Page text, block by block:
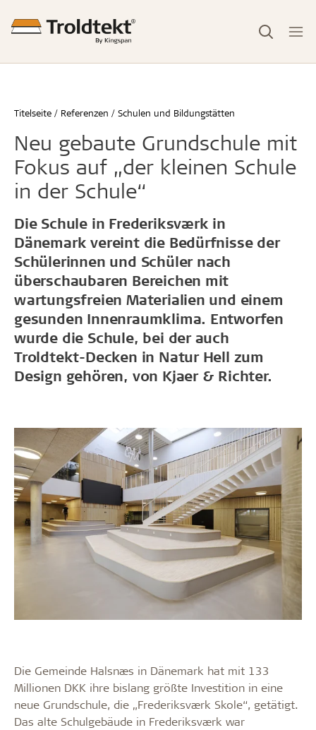
Titelseite Referenzen Schulen und Bildungstätten
Neu gebaute Grundschule mit
Fokus auf „der kleinen Schule
in der Schule“
Die Schule in Frederiksværk in
Dänemark vereint die Bedürfnisse der
Schülerinnen und Schüler nach
überschaubaren Bereichen mit
wartungsfreien Materialien und einem
gesunden Innenraumklima. Entworfen
wurde die Schule, bei der auch
Troldtekt-Decken in Natur Hell zum
Design gehören, von Kjaer & Richter.
Die Gemeinde Halsnæs in Dänemark hat mit 133
Millionen DKK ihre bislang größte Investition in eine
neue Grundschule, die „Frederiksværk Skole“, getätigt.
Das alte Schulgebäude in Frederiksværk war